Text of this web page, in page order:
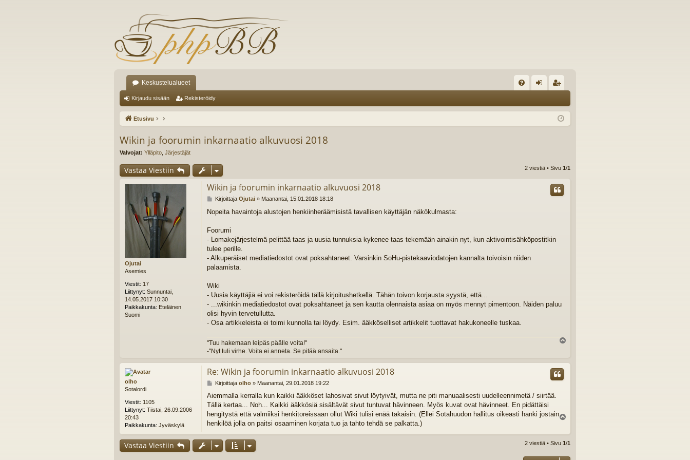
Keskustelualueet
K au ist
Kirjaudu sisään Rekisteröidy
Etusivu
Wikin ja foorumin inkarnaatio alkuvuosi 2018
Valvojat: Ylläpito Järjestäjät
Vastaa Viestiin 2 viestiä • Sivu 1/1
Ojutai
Asemies
Viestit: 17
Liittynyt: Sunnuntai,
14.05.2017 10:30
Paikkakunta: Eteläinen
Suomi
Wikin ja foorumin inkarnaatio alkuvuosi 2018
V
e
t
Kirjoittaja Ojutai» Maanantai, 15.01.2018 18:18
Nopeita havaintoja alustojen henkiinheräämisistä tavallisen käyttäjän näkökulmasta:
Foorumi
- Lomakejärjestelmä pelittää taas ja uusia tunnuksia kykenee taas tekemään ainakin nyt, kun aktivointisähköpostitkin
tulee perille.
- Alkuperäiset mediatiedostot ovat poksahtaneet. Varsinkin SoHu-pistekaaviodatojen kannalta toivoisin niiden
palaamista.
Wiki
- Uusia käyttäjiä ei voi rekisteröidä tällä kirjoitushetkellä. Tähän toivon korjausta syystä, että...
- ...wikinkin mediatiedostot ovat poksahtaneet ja sen kautta olennaista asiaa on myös mennyt pimentoon. Näiden paluu
olisi hyvin tervetullutta.
- Osa artikkeleista ei toimi kunnolla tai löydy. Esim. ääkköselliset artikkelit tuottavat hakukoneelle tuskaa.
"Tuu hakemaan leipäs päälle voita!"
-"Nyt tuli virhe. Voita ei anneta. Se pitää ansaita."
s
olho
Sotalordi
Viestit: 1105
Liittynyt: Tiistai, 26.09.2006
20:43
Paikkakunta: Jyväskylä
Re: Wikin ja foorumin inkarnaatio alkuvuosi 2018
V
e
s
t
i
Kirjoittaja olho» Maanantai, 29.01.2018 19:22
Aiemmalla kerralla kun kaikki ääkköset lahosivat sivut löytyivät, mutta ne piti manuaalisesti uudelleennimetä / siirtää.
Tällä kertaa... Noh... Kaikki ääkkösiä sisältävät sivut tuntuvat hävinneen. Myös kuvat ovat hävinneet. En pidättäisi
hengitystä että valmiiksi henkitoreissaan ollut Wiki tulisi enää takaisin. (Ellei Sotahuudon hallitus oikeasti hanki jostain
henkilöä jolla on paitsi osaaminen korjata tuo ja tahto tehdä se palkatta.)
ö
s
Vastaa Viestiin 2 viestiä • Sivu 1/1